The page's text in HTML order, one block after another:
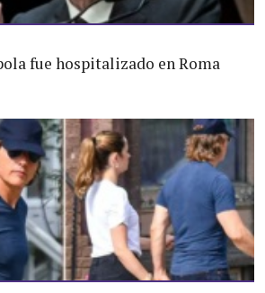
fue hospitalizado en Roma